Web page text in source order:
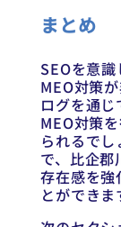
まとめ
SEOを意
MEO対策
ログを通じ
MEO対策
られるで
で、比企
存在感を強
とができま